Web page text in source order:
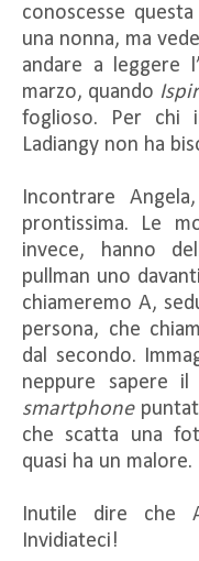
conoscesse
una nonna, ma
andare a leggere l’
marzo, quando
foglioso. Per chi
Ladiangy non ha
Incontrare
prontissima. Le
invece, hanno
pullman uno
chiameremo A,
persona, che
dal secondo.
neppure sapere
smartphone
che scatta una
quasi ha un malore.
Inutile dire che
Invidiateci!